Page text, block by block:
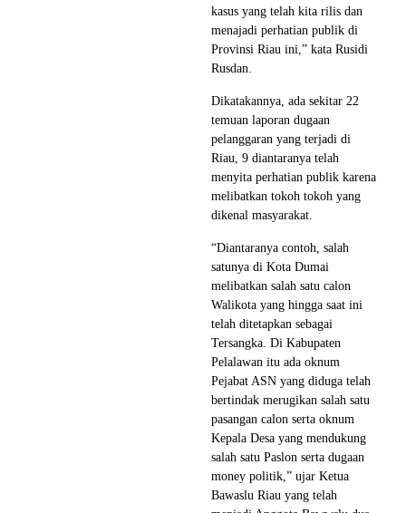
kasus yang telah kita rilis dan
menajadi perhatian publik di
Provinsi Riau ini,” kata Rusidi
Rusdan.
Dikatakannya, ada sekitar 22
temuan laporan dugaan
pelanggaran yang terjadi di
Riau, 9 diantaranya telah
menyita perhatian publik karena
melibatkan tokoh tokoh yang
dikenal masyarakat.
“Diantaranya contoh, salah
satunya di Kota Dumai
melibatkan salah satu calon
Walikota yang hingga saat ini
telah ditetapkan sebagai
Tersangka. Di Kabupaten
Pelalawan itu ada oknum
Pejabat ASN yang diduga telah
bertindak merugikan salah satu
pasangan calon serta oknum
Kepala Desa yang mendukung
salah satu Paslon serta dugaan
money politik,” ujar Ketua
Bawaslu Riau yang telah